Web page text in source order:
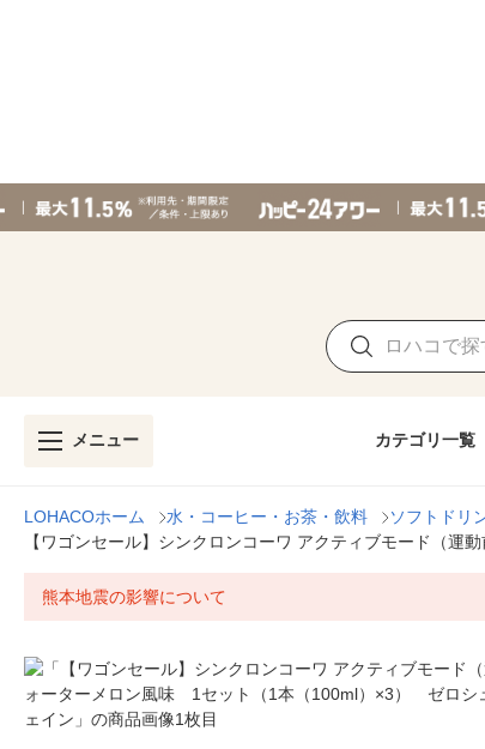
メニュー カテゴリ一覧
LOHACOホーム 水・コーヒー・お茶・飲料 ソフトドリ
【ワゴンセール】シンクロンコーワ アクティブモード（
熊本地震の影響について